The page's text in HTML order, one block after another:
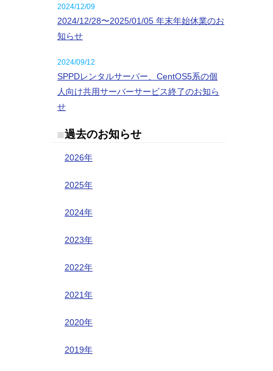
2024/12/09
2024/12/28〜2025/01/05 年末年始休業のお
知らせ
2024/09/12
SPPDレンタルサーバー、CentOS5系の個
人向け共用サーバーサービス終了のお知ら
せ
過去のお知らせ
2026年
2025年
2024年
2023年
2022年
2021年
2020年
2019年